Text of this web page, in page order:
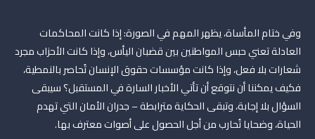
وفي ختام المأساة، يظهر المهم في الصورة: إذا كانت المحاكمات
العادلة تعني حبس المواطنين بين قضبان اليأس، وإذا كانت الأحزاب مجرد
شعارات بلا فعل، وإذا كانت مؤسسات حقوق الإنسان تُحاصر بالنمطية،
فكيف يمكننا أن نتوقع أن تأتي الأخبار السارة في المستقبل؟ سيبقى
السؤال بلا إجابة، وتبقى الحكاية مترابطة – جدران الأمان التي تهدم
الحياة، وضحايا تُحارب من أجل الحصول على أصوات معترف بها.